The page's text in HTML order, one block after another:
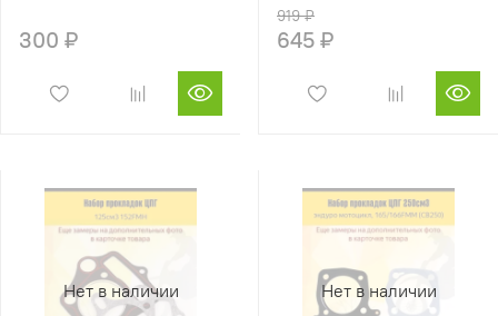
300 ₽
919 ₽
645 ₽
Нет в наличии Нет в наличии